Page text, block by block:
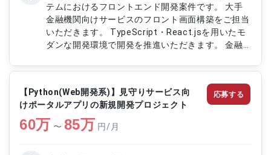
テムにおけるフロントエンド開発案件です。 大手
金融機関向けサービスのフロント画面構築をご担当
いただきます。 TypeScript・React.jsを用いたモ
ダンな開発環境で開発を推進いただきます。 金融
ることができる案件です。 【作業内容】 ・
TypeScript、React.jsを用いたフロント画面の設
計、開発 ・Node.js環境でのフロントエンド実装 ・
ユーザビリティを意識した画面開発 ・金融系シス
テムにおける品質、保守性を考慮した対応 ・各種
テストおよび開発推進対応
【Python(Web開発系)】見守りサービス向
けポータルアプリの新規開発プロジェクト
60万 〜 85万 円/月
応募する